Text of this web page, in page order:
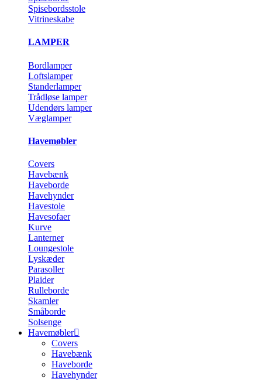
Spisebordsstole
Vitrineskabe
LAMPER
Bordlamper
Loftslamper
Standerlamper
Trådløse lamper
Udendørs lamper
Væglamper
Havemøbler
Covers
Havebænk
Haveborde
Havehynder
Havestole
Havesofaer
Kurve
Lanterner
Loungestole
Lyskæder
Parasoller
Plaider
Rulleborde
Skamler
Småborde
Solsenge
Havemøbler
Covers
Havebænk
Haveborde
Havehynder